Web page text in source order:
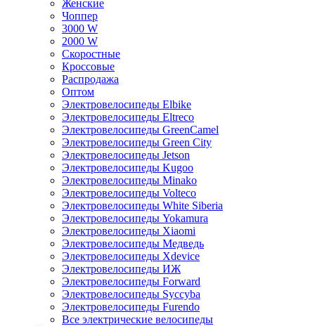
Женские
Чоппер
3000 W
2000 W
Скоростные
Кроссовые
Распродажа
Оптом
Электровелосипеды Elbike
Электровелосипеды Eltreco
Электровелосипеды GreenCamel
Электровелосипеды Green City
Электровелосипеды Jetson
Электровелосипеды Kugoo
Электровелосипеды Minako
Электровелосипеды Volteco
Электровелосипеды White Siberia
Электровелосипеды Yokamura
Электровелосипеды Xiaomi
Электровелосипеды Медведь
Электровелосипеды Xdevice
Электровелосипеды ИЖ
Электровелосипеды Forward
Электровелосипеды Syccyba
Электровелосипеды Furendo
Все электрические велосипеды